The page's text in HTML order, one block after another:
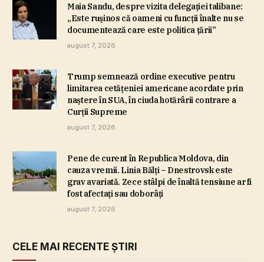
Maia Sandu, despre vizita delegaţiei talibane:
„Este ruşinos că oameni cu funcţii înalte nu se
documentează care este politica ţării”
august 7, 2026
Trump semnează ordine executive pentru
limitarea cetăţeniei americane acordate prin
naştere în SUA, în ciuda hotărârii contrare a
Curţii Supreme
august 7, 2026
Pene de curent în Republica Moldova, din
cauza vremii. Linia Bălţi – Dnestrovsk este
grav avariată. Zece stâlpi de înaltă tensiune ar fi
fost afectaţi sau doborâţi
august 7, 2026
CELE MAI RECENTE ȘTIRI